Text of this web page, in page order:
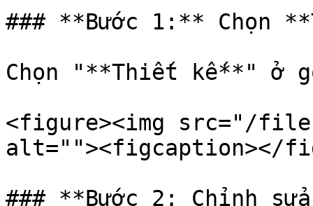
### **Bước 1:** Chọn
Chọn "**Thiết kế**" ở
<figure><img src="/files/
alt=""><figcaption></
### **Bước 2: Chỉnh